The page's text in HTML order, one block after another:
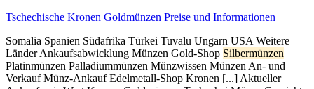
Tschechische Kronen Goldmünzen Preise und Informationen
Somalia Spanien Südafrika Türkei Tuvalu Ungarn USA Weitere
Länder Ankaufsabwicklung Münzen Gold-Shop Silbermünzen
Platinmünzen Palladiummünzen Münzwissen Münzen An- und
Verkauf Münz-Ankauf Edelmetall-Shop Kronen [...] Aktueller